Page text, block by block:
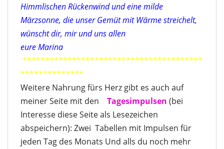
Himmlischen Rückenwind und eine milde
Märzsonne, die unser Gemüt mit Wärme streichelt,
wünscht dir, mir und uns allen
eure Marina
****************************************
**************
Weitere Nahrung fürs Herz gibt es auch auf
meiner Seite mit den
Tagesimpulsen (bei
Interesse diese Seite als Lesezeichen
abspeichern): Zwei Tabellen mit Impulsen für
jeden Tag des Monats Und alls du noch mehr